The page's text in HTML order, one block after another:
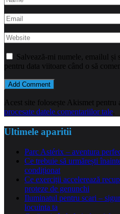
Salvează-mi numele, emailul și
pentru data viitoare când o să
Acest site folosește Akismet pentru
procesate datele comentariilor tale
Ultimele aparitii
Parc Astérix – aventura
Ce trebuie să urmărești
condiționat
Ce exerciții accelerează
proteze de genunchi
Iluminatul pentru scari –
locuinta ta